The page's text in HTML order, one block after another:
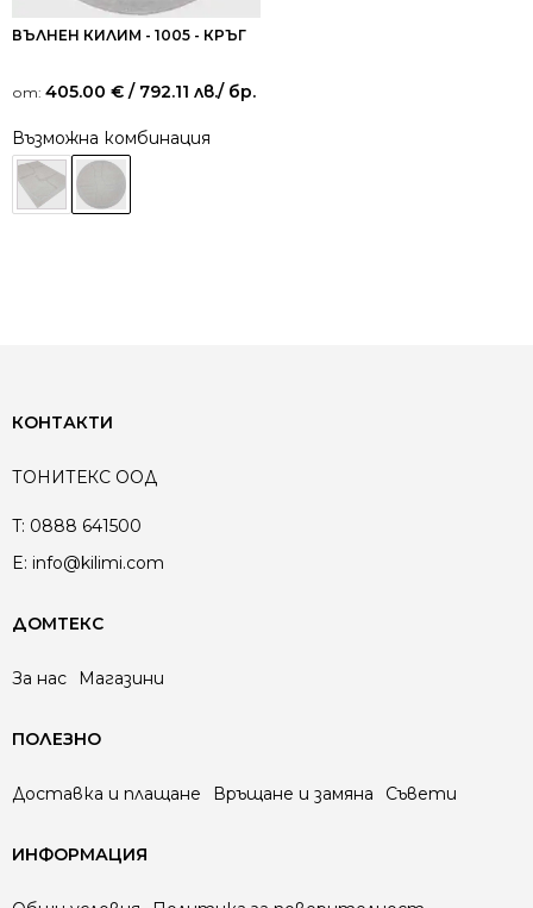
ВЪЛНЕН КИЛИМ - 1005 - КРЪГ
от: 405.00 € / 792.11 лв./ бр.
Възможна комбинация
КОНТАКТИ
ТОНИТЕКС ООД
T: 0888 641500
E: info@kilimi.com
ДОМТЕКС
За нас Магазини
ПОЛЕЗНО
Доставка и плащане Връщане и замяна Съвети
ИНФОРМАЦИЯ